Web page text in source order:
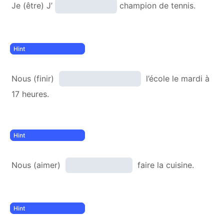
Je (être) J’ champion de tennis.
Nous (finir)
l’école le mardi à
17 heures.
Nous (aimer) faire la cuisine.